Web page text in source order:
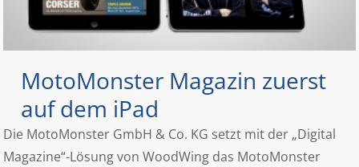
MotoMonster Magazin zuerst
auf dem iPad
Die MotoMonster GmbH & Co. KG setzt mit der „Digital
Magazine“-Lösung von WoodWing das MotoMonster